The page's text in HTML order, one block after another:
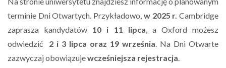
terminie Dni Otwartych. Przykładowo, w 2025 r.Cambridge
zaprasza kandydatów 10 i 11 lipca , a Oxford możesz
odwiedzić
2 i 3 lipca oraz 19 września . Na Dni Otwarte
zazwyczaj obowiązujewcześniejsza rejestracja